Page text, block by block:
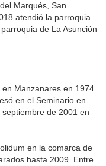
Marqués, San
atendió la parroquia
de La Asunción
Manzanares en 1974.
en el Seminario en
de 2001 en
en la comarca de
hasta 2009. Entre